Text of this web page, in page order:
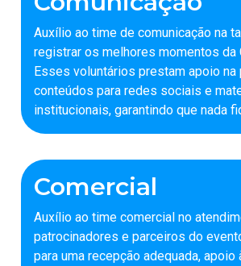
Auxílio ao time de comunicação na
registrar os melhores momentos da
Esses voluntários prestam apoio na
conteúdos para redes sociais e
institucionais, garantindo que nada
Comercial
Auxílio ao time comercial no
patrocinadores e parceiros do
para uma recepção adequada, apoio